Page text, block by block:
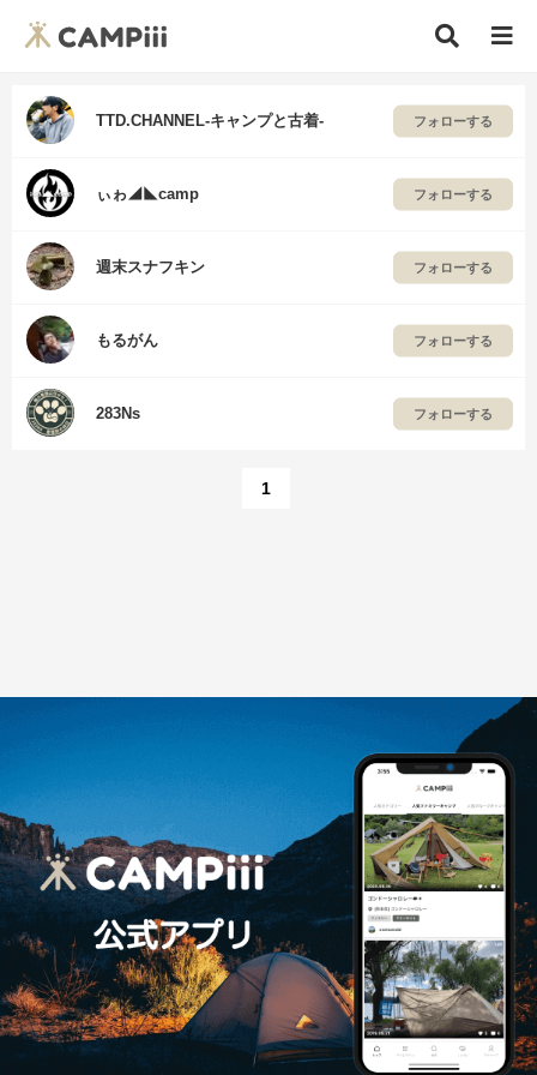
TTD.CHANNEL-キャンプと古着- フォローする
ぃゎ◢◣camp フォローする
週末スナフキン フォローする
もるがん フォローする
283Ns フォローする
1